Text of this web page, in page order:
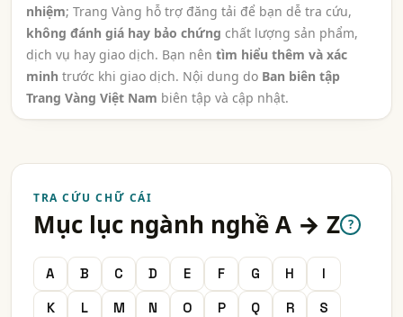
nhiệm; Trang Vàng hỗ trợ đăng tải để bạn dễ tra cứu,
không đánh giá hay bảo chứng chất lượng sản phẩm,
dịch vụ hay giao dịch. Bạn nên tìm hiểu thêm và xác
minh trước khi giao dịch. Nội dung do Ban biên tập
Trang Vàng Việt Nam biên tập và cập nhật.
TRA CỨU CHỮ CÁI
Mục lục ngành nghề A → Z ?
A B C D E F G H
I
K
L M N O P Q R
S